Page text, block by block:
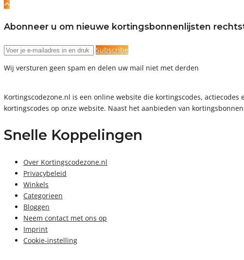
Abonneer u om nieuwe kortingsbonnenlijsten
Subscribe
Wij versturen geen spam en delen uw mail niet met derden
Kortingscodezone.nl is een online website die kortingscodes,
kortingscodes op onze website. Naast het aanbieden van
Snelle Koppelingen
Over Kortingscodezone.nl
Privacybeleid
Winkels
Categorieen
Bloggen
Neem contact met ons op
Imprint
Cookie-instelling